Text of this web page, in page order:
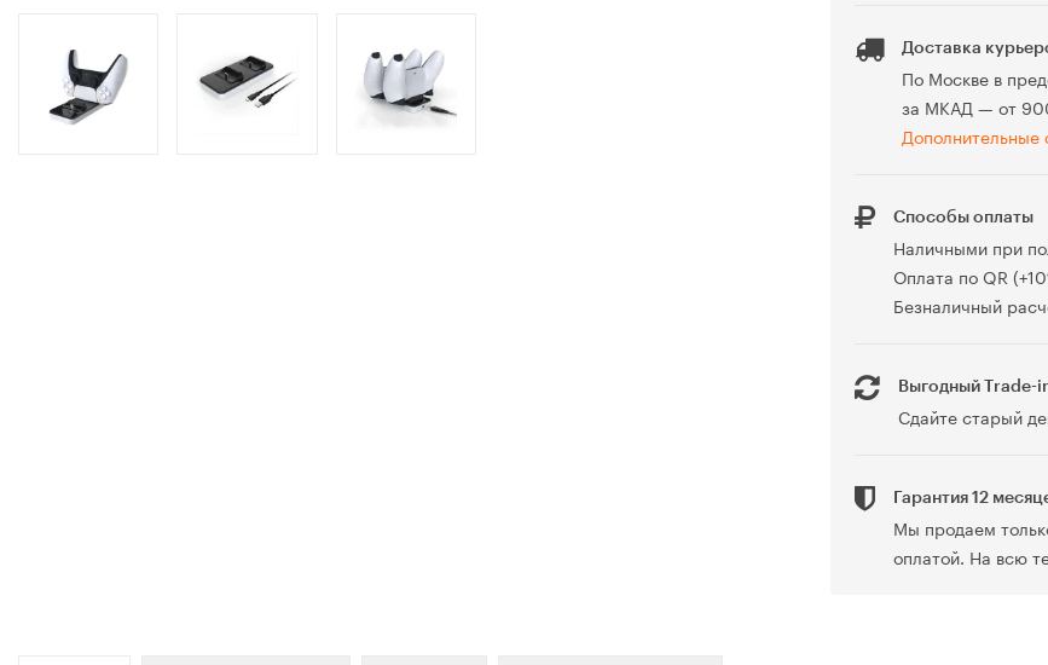
Доставка
По Москве в
за МКАД — от
Дополнительные
Способы оплаты
Наличными при
Оплата по QR
Безналичный
Выгодный Trade-
Сдайте старый
Гарантия 12
Мы продаем
оплатой. На всю